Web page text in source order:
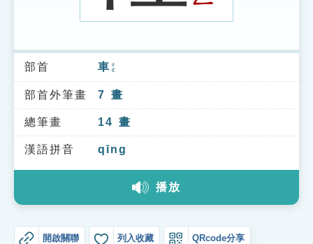
索引選單
知識索引
單字索引
生命大百科索引
教學應用
部首 車 ㄔㄜ
部首外筆畫 7 畫
總筆畫 14 畫
漢語拼音 qīng
播放
開啟關聯 列入收藏 QRcode分享